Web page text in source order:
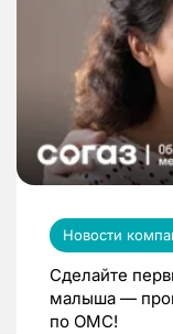
Новости
Сделайте
малыша —
по ОМС!